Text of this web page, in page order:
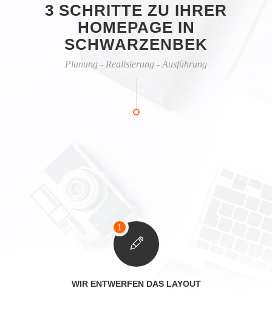
3 SCHRITTE ZU IHRER
HOMEPAGE IN
SCHWARZENBEK
Planung - Realisierung - Ausführung
WIR ENTWERFEN DAS LAYOUT